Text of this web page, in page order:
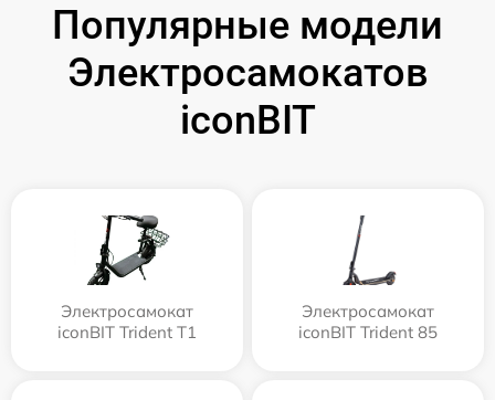
Популярные модели
Электросамокатов
iconBIT
Электросамокат
iconBIT Trident T1
Электросамокат
iconBIT Trident 85